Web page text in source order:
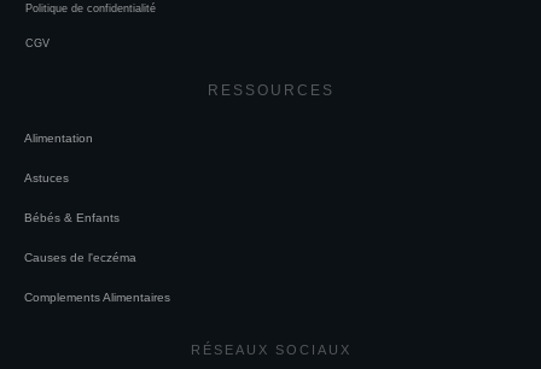
Politique de confidentialité
CGV
RESSOURCES
Alimentation
Astuces
Bébés & Enfants
Causes de l'eczéma
Complements Alimentaires
RÉSEAUX SOCIAUX